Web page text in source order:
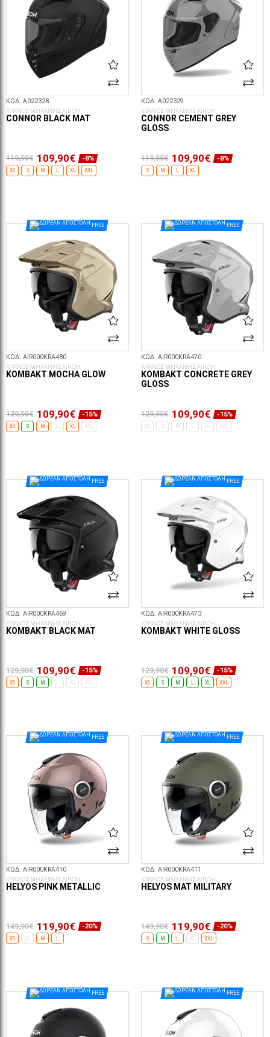
ΚΩΔ. A022328
ΚΡΑΝΟΣ ΜΗΧΑΝΗΣ AIROH
CONNOR BLACK MAT
119,90€ 109,90€ -8%
XS S M L XL XXL
ΚΩΔ. A022329
ΚΡΑΝΟΣ ΜΗΧΑΝΗΣ AIROH
CONNOR CEMENT GREY
GLOSS
119,90€ 109,90€ -8%
S M L XL
FREE
ΚΩΔ. AIR000KRA480
ΚΡΑΝΟΣ ΜΗΧΑΝΗΣ AIROH
KOMBAKT MOCHA GLOW
129,90€ 109,90€ -15%
XS S M XL XXL
FREE
ΚΩΔ. AIR000KRA470
ΚΡΑΝΟΣ ΜΗΧΑΝΗΣ AIROH
KOMBAKT CONCRETE GREY
GLOSS
129,90€ 109,90€ -15%
XS S XL XXL
FREE
ΚΩΔ. AIR000KRA469
ΚΡΑΝΟΣ ΜΗΧΑΝΗΣ AIROH
KOMBAKT BLACK MAT
129,90€ 109,90€ -15%
XS S M XL XXL
FREE
ΚΩΔ. AIR000KRA473
ΚΡΑΝΟΣ ΜΗΧΑΝΗΣ AIROH
KOMBAKT WHITE GLOSS
129,90€ 109,90€ -15%
XS S M XL XXL
FREE
ΚΩΔ. AIR000KRA410
ΚΡΑΝΟΣ ΜΗΧΑΝΗΣ AIROH
HELYOS PINK METALLIC
149,90€ 119,90€ -20%
XS S M
FREE
ΚΩΔ. AIR000KRA411
ΚΡΑΝΟΣ ΜΗΧΑΝΗΣ AIROH
HELYOS MAT MILITARY
149,90€ 119,90€ -20%
S M XL XXL
FREE FREE